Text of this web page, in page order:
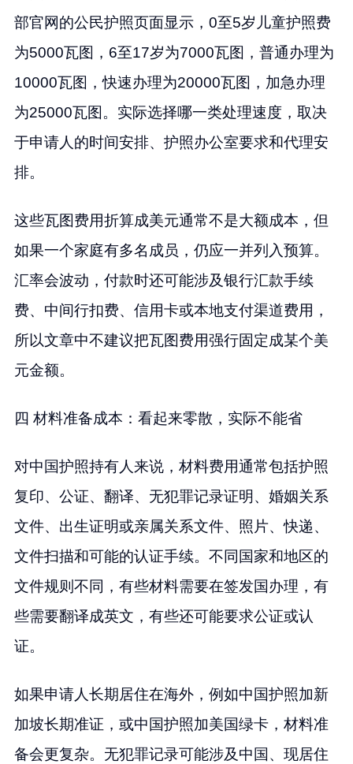
部官网的公民护照页面显示，0至5岁儿童护照费
为5000瓦图，6至17岁为7000瓦图，普通办理为
10000瓦图，快速办理为20000瓦图，加急办理
为25000瓦图。实际选择哪一类处理速度，取决
于申请人的时间安排、护照办公室要求和代理安
排。
这些瓦图费用折算成美元通常不是大额成本，但
如果一个家庭有多名成员，仍应一并列入预算。
汇率会波动，付款时还可能涉及银行汇款手续
费、中间行扣费、信用卡或本地支付渠道费用，
所以文章中不建议把瓦图费用强行固定成某个美
元金额。
四 材料准备成本：看起来零散，实际不能省
对中国护照持有人来说，材料费用通常包括护照
复印、公证、翻译、无犯罪记录证明、婚姻关系
文件、出生证明或亲属关系文件、照片、快递、
文件扫描和可能的认证手续。不同国家和地区的
文件规则不同，有些材料需要在签发国办理，有
些需要翻译成英文，有些还可能要求公证或认
证。
如果申请人长期居住在海外，例如中国护照加新
加坡长期准证，或中国护照加美国绿卡，材料准
备会更复杂。无犯罪记录可能涉及中国、现居住